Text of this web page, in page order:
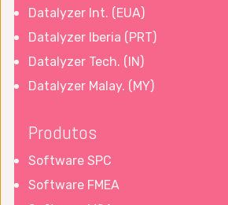
Datalyzer Int. (EUA)
Datalyzer Iberia (PRT)
Datalyzer Tech. (IN)
Datalyzer Malay. (MY)
Produtos
Software SPC
Software FMEA